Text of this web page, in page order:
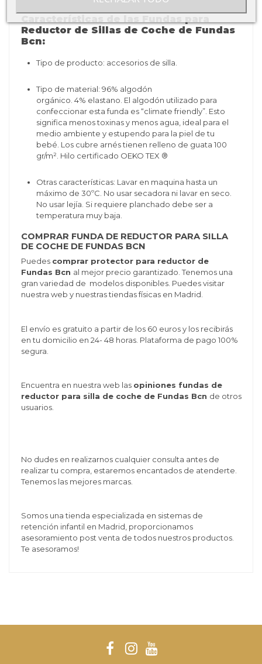
Reductor de Sillas de Coche de Fundas
Bcn:
Tipo de producto: accesorios de silla.
Tipo de material: 96% algodón
orgánico. 4% elastano. El algodón utilizado para
confeccionar esta funda es “climate friendly”. Esto
significa menos toxinas y menos agua, ideal para el
medio ambiente y estupendo para la piel de tu
bebé. Los cubre arnés tienen relleno de guata 100
gr/m². Hilo certificado OEKO TEX ®
Otras características: Lavar en maquina hasta un
máximo de 30ºC. No usar secadora ni lavar en seco.
No usar lejía. Si requiere planchado debe ser a
temperatura muy baja.
COMPRAR FUNDA DE REDUCTOR PARA SILLA
DE COCHE DE FUNDAS BCN
Puedes comprar protector para reductor de
Fundas Bcn al mejor precio garantizado. Tenemos una
gran variedad de modelos disponibles. Puedes visitar
nuestra web y nuestras tiendas físicas en Madrid.
El envío es gratuito a partir de los 60 euros y los recibirás
en tu domicilio en 24- 48 horas. Plataforma de pago 100%
segura.
Encuentra en nuestra web las opiniones fundas de
reductor para silla de coche de Fundas Bcn de otros
usuarios.
No dudes en realizarnos cualquier consulta antes de
realizar tu compra, estaremos encantados de atenderte.
Tenemos las mejores marcas.
Somos una tienda especializada en sistemas de
retención infantil en Madrid, proporcionamos
asesoramiento post venta de todos nuestros productos.
Te asesoramos!